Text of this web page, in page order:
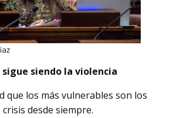
siendo la violencia
que los más vulnerables son los
desde siempre.